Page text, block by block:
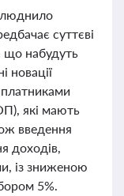
суттєві
що набудуть
новації
платниками
які мають
введення
доходів,
із зниженою
5%.